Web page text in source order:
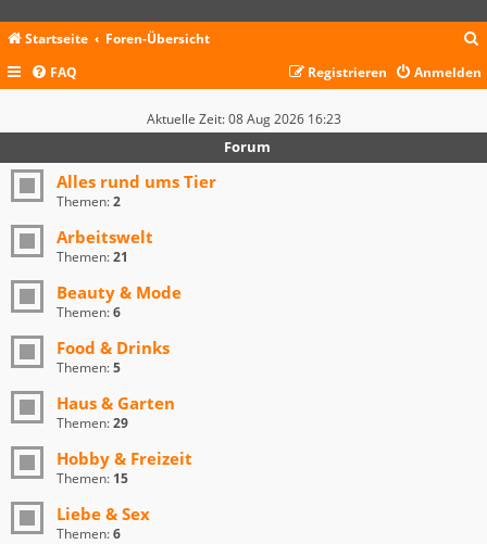
Startseite Foren-Übersicht
c
FAQ Anmelden
Registrieren
Aktuelle Zeit: 08 Aug 2026 16:23
Forum
Alles rund ums Tier
Themen:2
Arbeitswelt
Themen:21
Beauty & Mode
Themen:6
Food & Drinks
Themen:5
Haus & Garten
Themen:29
Hobby & Freizeit
Themen: 15
Liebe & Sex
Themen:6